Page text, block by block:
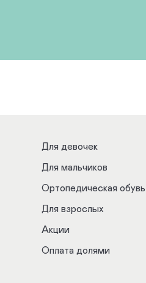
Для девочек
Для мальчиков
Ортопедическая обувь
Для взрослых
Акции
Оплата долями